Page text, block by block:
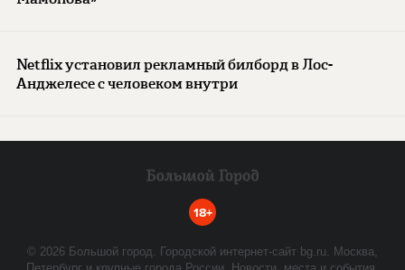
Netflix установил рекламный билборд в Лос-
Анджелесе с человеком внутри
18+
© 2026 Большой город. Городской интернет-сайт bg.ru. Москва,